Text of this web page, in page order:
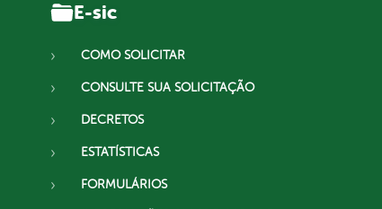
E-sic
COMO SOLICITAR
CONSULTE SUA SOLICITAÇÃO
DECRETOS
ESTATÍSTICAS
FORMULÁRIOS